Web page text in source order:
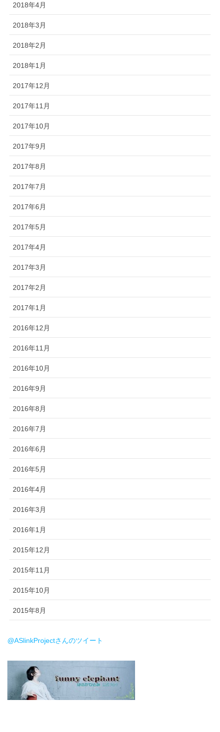
2018年4月
2018年3月
2018年2月
2018年1月
2017年12月
2017年11月
2017年10月
2017年9月
2017年8月
2017年7月
2017年6月
2017年5月
2017年4月
2017年3月
2017年2月
2017年1月
2016年12月
2016年11月
2016年10月
2016年9月
2016年8月
2016年7月
2016年6月
2016年5月
2016年4月
2016年3月
2016年1月
2015年12月
2015年11月
2015年10月
2015年8月
@ASlinkProjectさんのツイート